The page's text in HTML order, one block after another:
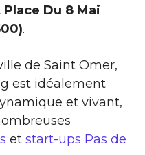
Du 8 Mai
.
de Saint Omer,
est idéalement
et vivant,
et start-ups Pas de